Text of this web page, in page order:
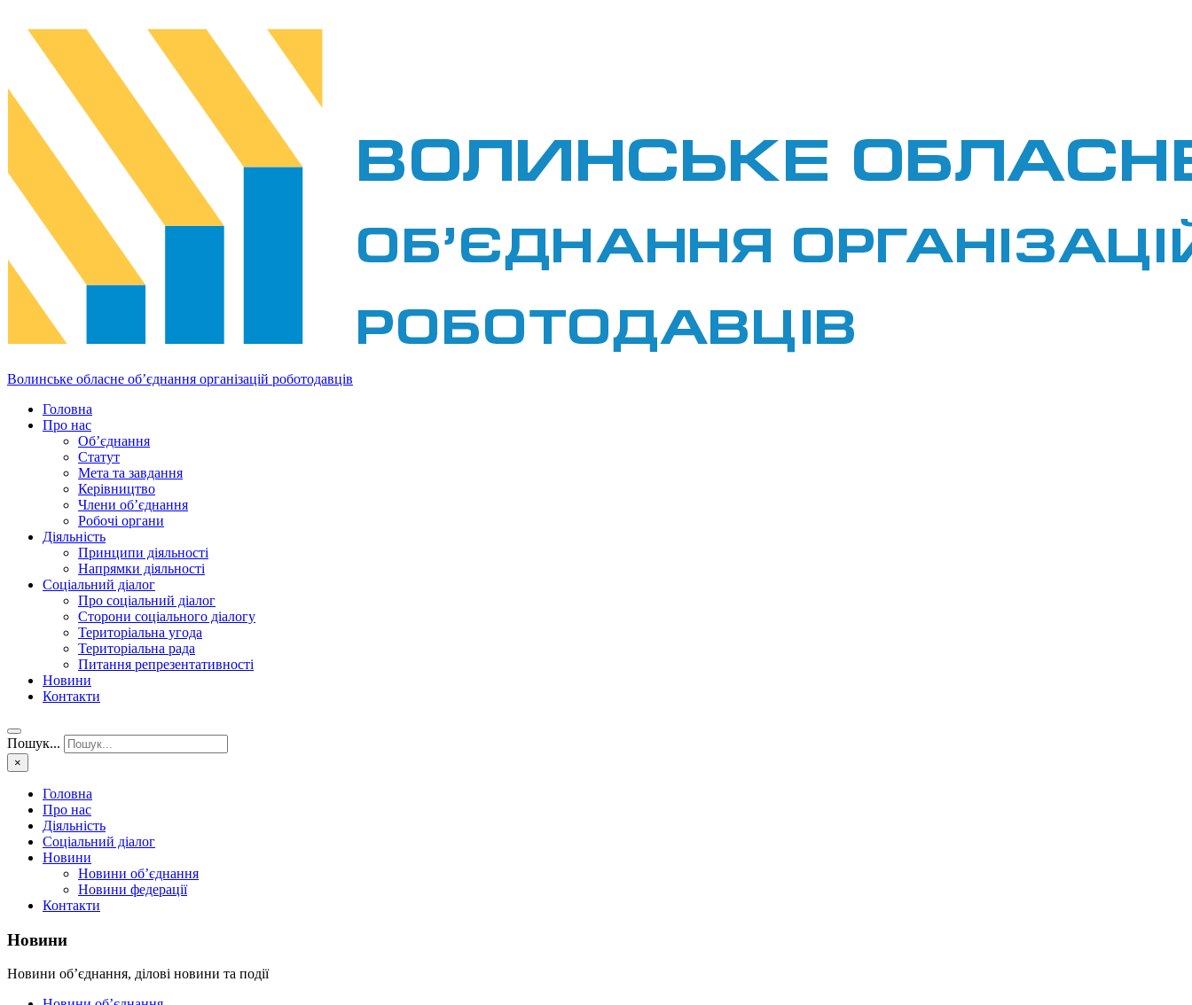
Волинське обласне об’єднання організацій роботодавців
Головна
Про нас
Об’єднання
Статут
Мета та завдання
Керівництво
Члени об’єднання
Робочі органи
Діяльність
Принципи діяльності
Напрямки діяльності
Соціальний діалог
Про соціальний діалог
Сторони соціального діалогу
Територіальна угода
Територіальна рада
Питання репрезентативності
Новини
Контакти
Пошук...
×
Головна
Про нас
Діяльність
Соціальний діалог
Новини
Новини об’єднання
Новини федерації
Контакти
Новини
Новини об’єднання, ділові новини та події